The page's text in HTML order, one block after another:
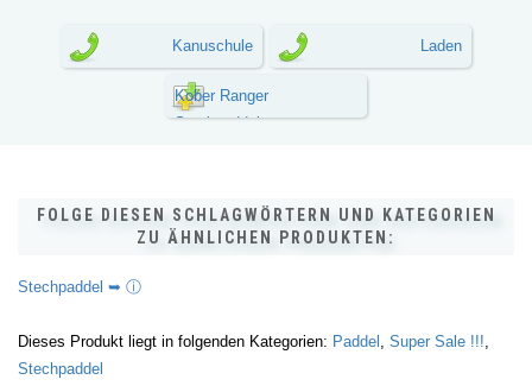
Kanuschule Laden
Kober Ranger
Stechpaddel
FOLGE DIESEN SCHLAGWÖRTERN UND KATEGORIEN
ZU ÄHNLICHEN PRODUKTEN:
Stechpaddel ➥ ⓘ
Dieses Produkt liegt in folgenden Kategorien: Paddel , Super Sale !!!,
Stechpaddel